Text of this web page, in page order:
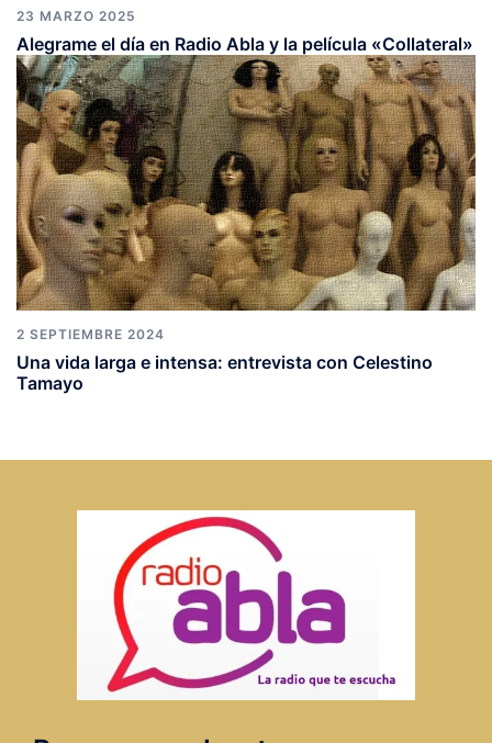
23 MARZO 2025
Alegrame el día en Radio Abla y la película «Collateral»
2 SEPTIEMBRE 2024
Una vida larga e intensa: entrevista con Celestino
Tamayo